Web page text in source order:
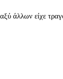
άλλων είχε